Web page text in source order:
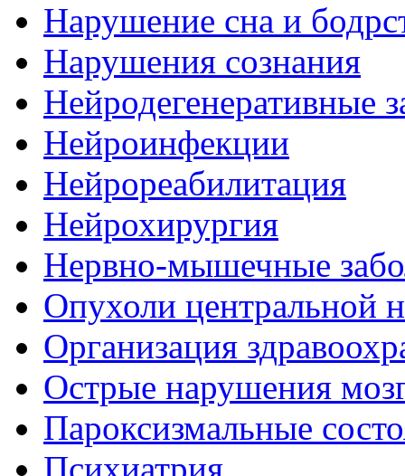
Нарушение сна и
Нарушения сознания
Нейродегенеративные
Нейроинфекции
Нейрореабилитация
Нейрохирургия
Нервно-мышечные
Опухоли центральной
Организация
Острые нарушения
Пароксизмальные